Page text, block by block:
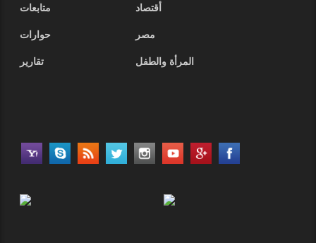
أقتصاد
متابعات
مصر
حوارات
المرأة والطفل
تقارير